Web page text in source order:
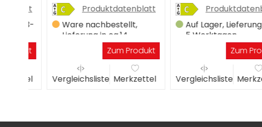
Produktdatenblatt
Ware nachbestellt,
Lieferung in ca.14
Zum Produkt
Vergleichsliste Merkzettel
Produktdatenblatt
Auf Lager, Lieferung in 3-
5 Werktagen
Zum Produkt
Vergleichsliste Merkzettel